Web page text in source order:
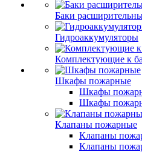
Баки
Гидроаккумуляторы
Комплектующие к
Шкафы пожарные
Шкафы
Шкафы
Клапаны пожарные
Клапаны
Клапаны